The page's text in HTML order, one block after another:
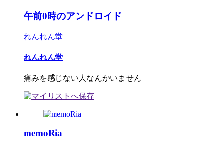
午前0時のアンドロイド
れんれん堂
れんれん堂
痛みを感じない人なんかいません
memoRia